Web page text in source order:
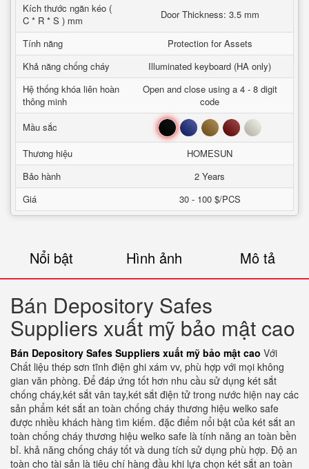
Kích thước ngăn kéo (
C * R * S ) mm
Door Thickness: 3.5 mm
Tính năng
Protection for Assets
Khả năng chống cháy
Illuminated keyboard (HA only)
Hệ thống khóa liên hoàn
thông minh
Open and close using a 4 - 8 digit
code
Mầu sắc
Đen Xanh Nâu Đỏ Trắng
Thương hiệu
HOMESUN
Bảo hành
2 Years
Giá
30 - 100 $/PCS
Nổi bật Hình ảnh Mô tả
Bán Depository Safes
Suppliers xuất mỹ bảo mật cao
Bán Depository Safes Suppliers xuất mỹ bảo mật cao Với
Chất liệu thép sơn tĩnh điện ghi xám vv, phù hợp với mọi không
gian văn phòng. Để đáp ứng tốt hơn nhu cầu sử dụng két sắt
chống cháy,két sắt vân tay,két sắt điện tử trong nước hiện nay các
sản phẩm két sắt an toàn chống cháy thương hiệu welko safe
được nhiều khách hàng tìm kiếm. đặc điểm nổi bật của két sắt an
toàn chống cháy thương hiệu welko safe là tính năng an toàn bền
bỉ. khả năng chống cháy tốt và dung tích sử dụng phù hợp. Độ an
toàn cho tài sản là tiêu chí hàng đầu khi lựa chọn két sắt an toàn